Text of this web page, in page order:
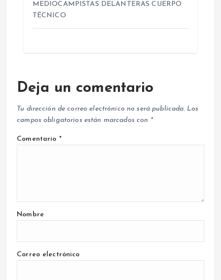
MEDIOCAMPISTAS DELANTERAS CUERPO
TÉCNICO
Deja un comentario
Tu dirección de correo electrónico no será publicada. Los
campos obligatorios están marcados con *
Comentario *
Nombre
Correo electrónico